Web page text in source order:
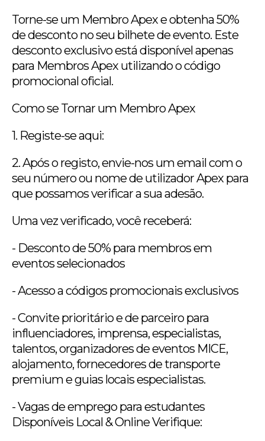
Torne-se um Membro Apex e obtenha 50%
de desconto no seu bilhete de evento. Este
desconto exclusivo está disponível apenas
para Membros Apex utilizando o código
promocional oficial.
Como se Tornar um Membro Apex
1. Registe-se aqui:
2. Após o registo, envie-nos um email com o
seu número ou nome de utilizador Apex para
que possamos verificar a sua adesão.
Uma vez verificado, você receberá:
- Desconto de 50% para membros em
eventos selecionados
- Acesso a códigos promocionais exclusivos
- Convite prioritário e de parceiro para
influenciadores, imprensa, especialistas,
talentos, organizadores de eventos MICE,
alojamento, fornecedores de transporte
premium e guias locais especialistas.
- Vagas de emprego para estudantes
Disponíveis Local & Online Verifique: